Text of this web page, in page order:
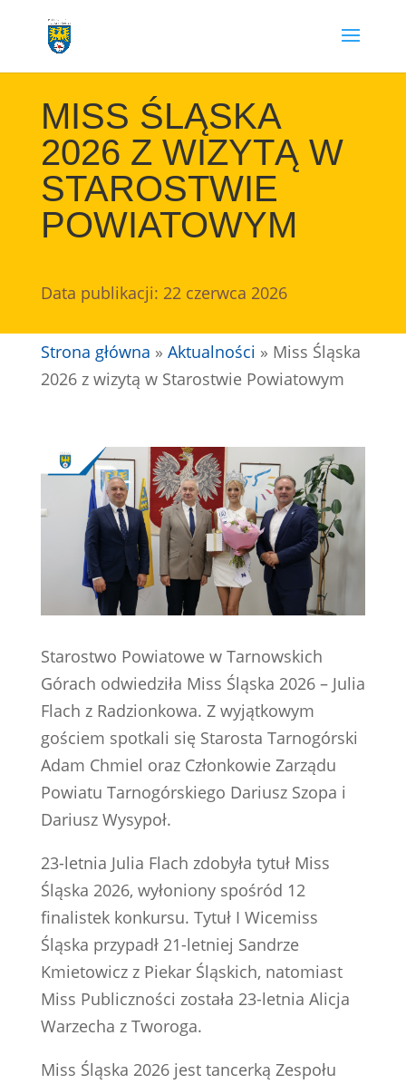
MISS ŚLĄSKA
2026 Z WIZYTĄ W
STAROSTWIE
POWIATOWYM
Data publikacji: 22 czerwca 2026
Strona główna » Aktualności » Miss Śląska
2026 z wizytą w Starostwie Powiatowym
Starostwo Powiatowe w Tarnowskich
Górach odwiedziła Miss Śląska 2026 – Julia
Flach z Radzionkowa. Z wyjątkowym
gościem spotkali się Starosta Tarnogórski
Adam Chmiel oraz Członkowie Zarządu
Powiatu Tarnogórskiego Dariusz Szopa i
Dariusz Wysypoł.
23-letnia Julia Flach zdobyła tytuł Miss
Śląska 2026, wyłoniony spośród 12
finalistek konkursu. Tytuł I Wicemiss
Śląska przypadł 21-letniej Sandrze
Kmietowicz z Piekar Śląskich, natomiast
Miss Publiczności została 23-letnia Alicja
Warzecha z Tworoga.
Miss Śląska 2026 jest tancerką Zespołu